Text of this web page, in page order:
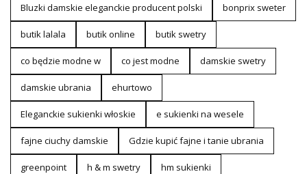
Bluzki damskie eleganckie producent polski bonprix sweter
butik lalala butik online butik swetry
co będzie modne w co jest modne damskie swetry
damskie ubrania ehurtowo
Eleganckie sukienki włoskie e sukienki na wesele
fajne ciuchy damskie Gdzie kupić fajne i tanie ubrania
greenpoint h & m swetry hm sukienki